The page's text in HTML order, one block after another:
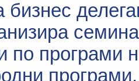
бизнес
по програми
програми